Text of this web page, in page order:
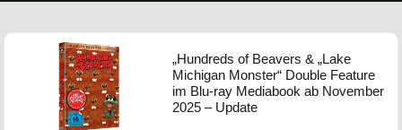
„Hundreds of Beavers & „Lake
Michigan Monster“ Double Feature
im Blu-ray Mediabook ab November
2025 – Update